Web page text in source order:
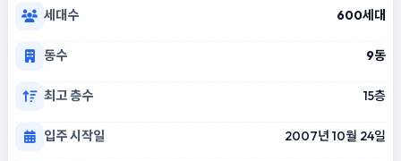
세대수 600세대
동수 9동
최고 층수 15층
입주 시작일 2007년 10월 24일